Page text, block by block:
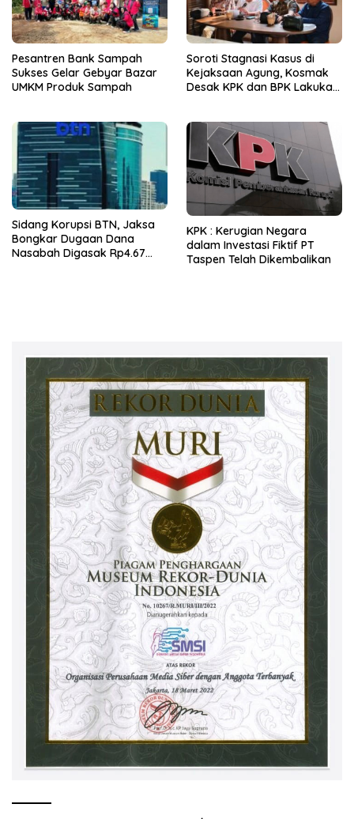
Pesantren Bank Sampah
Sukses Gelar Gebyar Bazar
UMKM Produk Sampah
Soroti Stagnasi Kasus di
Kejaksaan Agung, Kosmak
Desak KPK dan BPK Lakukan
Sidang Korupsi BTN, Jaksa
Bongkar Dugaan Dana
Nasabah Digasak Rp4.67
KPK : Kerugian Negara
dalam Investasi Fiktif PT
Taspen Telah Dikembalikan